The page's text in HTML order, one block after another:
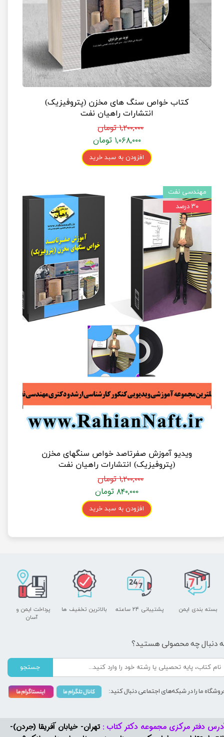
کتاب خواص سنگ های مخزن (پتروفیزیک)
انتشارات راهیان نفت
۱,۲۰۰,۰۰۰ تومان
۱,۰۶۸,۰۰۰ تومان
افزودن به سبد خرید
ویدیو آموزش صفرتاصد خواص سنگهای مخزن
(پتروفیزیک) انتشارات راهیان نفت
۱,۲۰۰,۰۰۰ تومان
۸۴۰,۰۰۰ تومان
افزودن به سبد خرید
مهندسی نفت
۳۰ درصد
دفتر مرکزی مجموعه دکتر کتاب : تهران- خیابان آفریقا (جردن)-
پشتیبانی ۲۴ ساعته
پرداخت ایمن و ​​​​​​​
آسان
بسته بندی ایمن بالاترین تخفیف ها
دنبال چه محصولی هستید؟
جستجو
ما را در شبکه‌های اجتماعی دنبال کنید: